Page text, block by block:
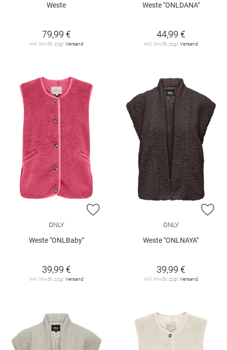
Weste
79,99 €
inkl. MwSt. zzgl. Versand
Weste "ONLDANA"
44,99 €
inkl. MwSt. zzgl. Versand
ZUR WUNSCHLISTE HINZUFÜGEN
ONLY
Weste "ONLBaby"
39,99 €
inkl. MwSt. zzgl. Versand
ONLY
Weste "ONLNAYA"
39,99 €
inkl. MwSt. zzgl. Versand